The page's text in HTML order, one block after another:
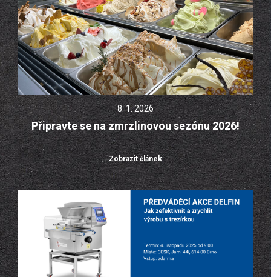
8. 1. 2026
Připravte se na zmrzlinovou sezónu 2026!
Zobrazit článek